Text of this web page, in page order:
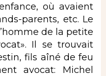
où avaient
parents, etc. Le
de la petite
Il se trouvait
fils aîné de feu
avocat: Michel